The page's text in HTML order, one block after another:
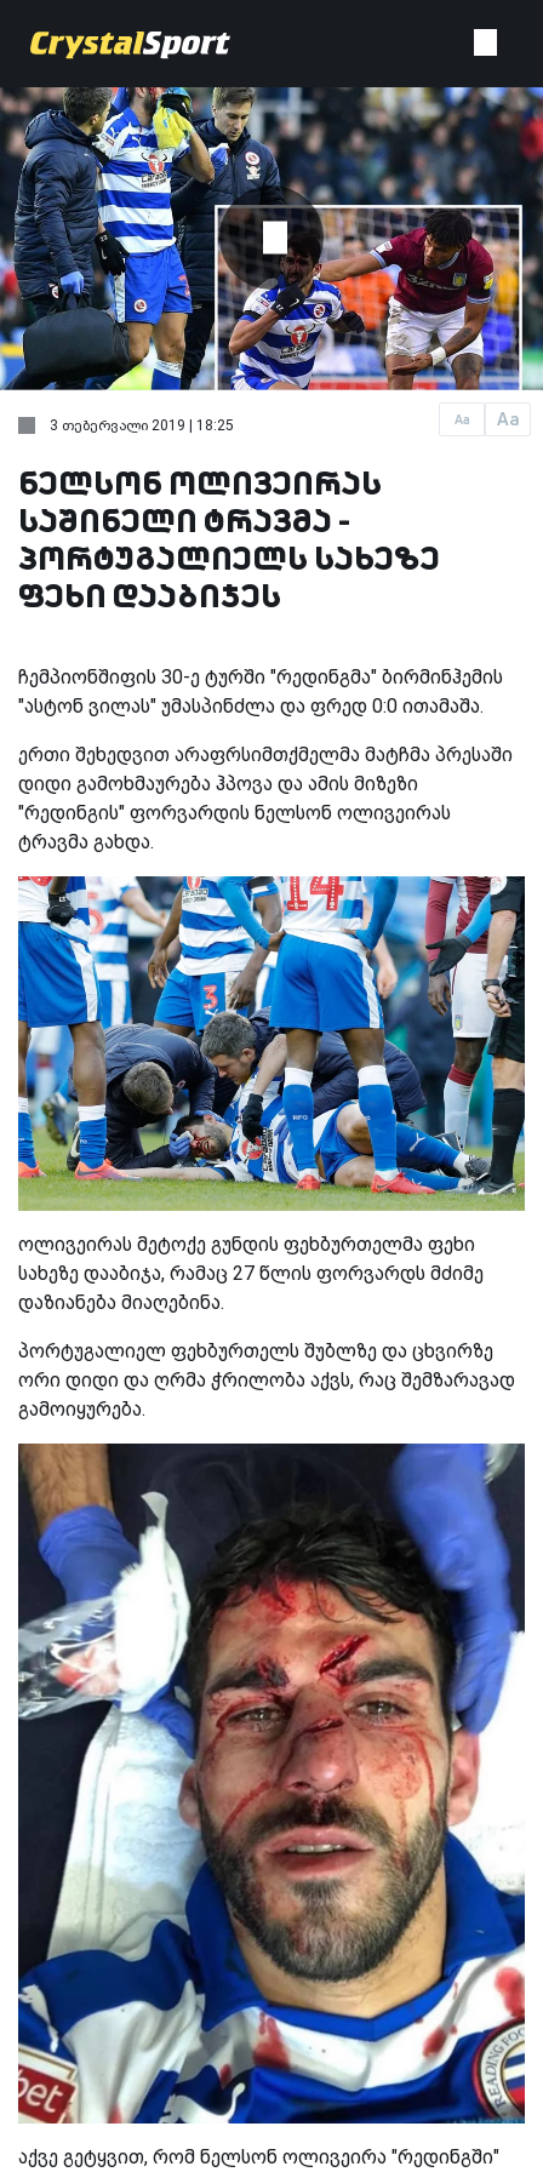
Aa Aa
3 თებერვალი 2019 | 18:25
ნელსონ ოლივეირას
საშინელი ტრავმა -
პორტუგალიელს სახეზე
ფეხი დააბიჯეს
ჩემპიონშიფის 30-ე ტურში "რედინგმა" ბირმინჰემის
"ასტონ ვილას" უმასპინძლა და ფრედ 0:0 ითამაშა.
ერთი შეხედვით არაფრსიმთქმელმა მატჩმა პრესაში
დიდი გამოხმაურება ჰპოვა და ამის მიზეზი
"რედინგის" ფორვარდის ნელსონ ოლივეირას
ტრავმა გახდა.
ოლივეირას მეტოქე გუნდის ფეხბურთელმა ფეხი
სახეზე დააბიჯა, რამაც 27 წლის ფორვარდს მძიმე
დაზიანება მიაღებინა.
პორტუგალიელ ფეხბურთელს შუბლზე და ცხვირზე
ორი დიდი და ღრმა ჭრილობა აქვს, რაც შემზარავად
გამოიყურება.
აქვე გეტყვით, რომ ნელსონ ოლივეირა "რედინგში"